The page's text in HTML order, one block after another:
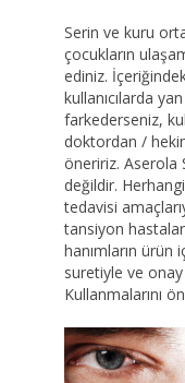
Serin ve kuru
çocukların
ediniz.
kullanıcılarda
farkederseniz,
doktordan /
öneririz. Aserola
değildir.
tedavisi
tansiyon
hanımların ürün
suretiyle ve
Kullanmalarını